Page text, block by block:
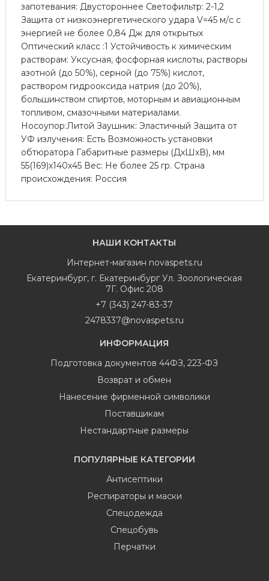
запотевания: Двустороннее Светофильтр: 2-1,2
Защита от низкоэнергетического удара V=45 м/с с
энергией не более 0,84 Дж для открытых
Оптический класс :1 Устойчивость к химическим
растворам: Уксусная, фосфорная кислоты, растворы
азотной (до 50%), серной (до 75%) кислот,
раствором гидрооксида натрия (до 20%),
большинством спиртов, моторным и авиационным
топливом, смазочными материалами.
Носоупор:Литой Заушник: Эластичный Защита от
УФ излучения: Есть Возможность установки
обтюратора Габаритные размеры (ДхШхВ), мм
55(169)х140х45 Вес: Не более 25 гр. Страна
происхождения: Россия
НАШИ КОНТАКТЫ
Интернет-магазин novaspets.ru
Екатеринбург, г. Екатеринбург Ул. Зоологическая
7Г. Офис 208
+7 (343) 247-83-37
2478337@novaspets.ru
ИНФОРМАЦИЯ
Подготовка документов 44ФЗ, 223-ФЗ
Возврат и обмен
Нанесение фирменной символики
Поставщикам
Нестандартные размеры
ПОПУЛЯРНЫЕ КАТЕГОРИИ
Антисептики
Респираторы и маски
Спецодежда
Спецобувь
Перчатки